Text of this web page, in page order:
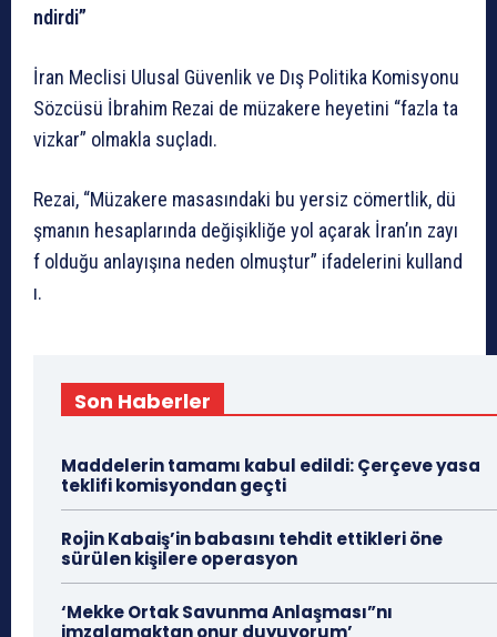
ndirdi”
İran Meclisi Ulusal Güvenlikve Dış Politika Komisyonu
Sözcüsü İbrahim Rezai de müzakere heyetini “fazla ta
vizkar” olmakla suçladı.
Rezai, “Müzakere masasındaki bu yersiz cömertlik, dü
şmanın hesaplarında değişikliğe yol açarak İran’ın zayı
f olduğu anlayışına neden olmuştur” ifadelerini kulland
ı.
Son Haberler
Maddelerin tamamı kabul edildi: Çerçeve yasa
teklifi komisyondan geçti
Rojin Kabaiş’in babasını tehdit ettikleri öne
sürülen kişilere operasyon
‘Mekke Ortak Savunma Anlaşması”nı
imzalamaktan onur duyuyorum’